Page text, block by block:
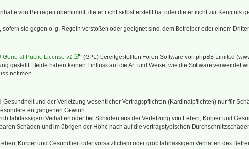
von Beiträgen übernimmt, die er nicht selbst erstellt hat oder die er nicht zur Kenntnis
sie gegen o. g. Regeln verstoßen oder geeignet sind, dem Betreiber oder einem
General Public License v2
“ (GPL) bereitgestellten Foren-Software von phpBB Limited
gestellt. Beide haben keinen Einfluss auf die Art und Weise, wie die Software verwendet
nehmen.
und der Verletzung wesentlicher Vertragspflichten (Kardinalpflichten) nur für
entgangenen Gewinn.
fahrlässigem Verhalten oder bei Schäden aus der Verletzung von Leben, Körper und
Schäden und im übrigen der Höhe nach auf die vertragstypischen
Körper und Gesundheit oder vorsätzlichem oder grob fahrlässigem Verhalten des